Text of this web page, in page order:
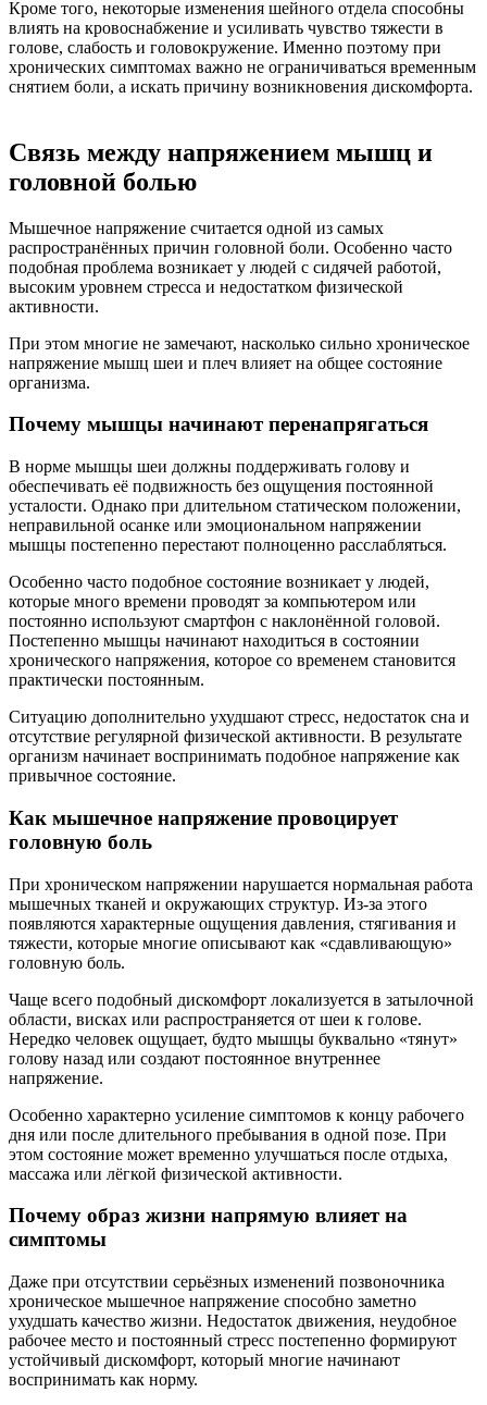
Кроме того, некоторые изменения шейного отдела способны
влиять на кровоснабжение и усиливать чувство тяжести в
голове, слабость и головокружение. Именно поэтому при
хронических симптомах важно не ограничиваться временным
снятием боли, а искать причину возникновения дискомфорта.
Связь между напряжением мышц и
головной болью
Мышечное напряжение считается одной из самых
распространённых причин головной боли. Особенно часто
подобная проблема возникает у людей с сидячей работой,
высоким уровнем стресса и недостатком физической
активности.
При этом многие не замечают, насколько сильно хроническое
напряжение мышц шеи и плеч влияет на общее состояние
организма.
Почему мышцы начинают перенапрягаться
В норме мышцы шеи должны поддерживать голову и
обеспечивать её подвижность без ощущения постоянной
усталости. Однако при длительном статическом положении,
неправильной осанке или эмоциональном напряжении
мышцы постепенно перестают полноценно расслабляться.
Особенно часто подобное состояние возникает у людей,
которые много времени проводят за компьютером или
постоянно используют смартфон с наклонённой головой.
Постепенно мышцы начинают находиться в состоянии
хронического напряжения, которое со временем становится
практически постоянным.
Ситуацию дополнительно ухудшают стресс, недостаток сна и
отсутствие регулярной физической активности. В результате
организм начинает воспринимать подобное напряжение как
привычное состояние.
Как мышечное напряжение провоцирует
головную боль
При хроническом напряжении нарушается нормальная работа
мышечных тканей и окружающих структур. Из-за этого
появляются характерные ощущения давления, стягивания и
тяжести, которые многие описывают как «сдавливающую»
головную боль.
Чаще всего подобный дискомфорт локализуется в затылочной
области, висках или распространяется от шеи к голове.
Нередко человек ощущает, будто мышцы буквально «тянут»
голову назад или создают постоянное внутреннее
напряжение.
Особенно характерно усиление симптомов к концу рабочего
дня или после длительного пребывания в одной позе. При
этом состояние может временно улучшаться после отдыха,
массажа или лёгкой физической активности.
Почему образ жизни напрямую влияет на
симптомы
Даже при отсутствии серьёзных изменений позвоночника
хроническое мышечное напряжение способно заметно
ухудшать качество жизни. Недостаток движения, неудобное
рабочее место и постоянный стресс постепенно формируют
устойчивый дискомфорт, который многие начинают
воспринимать как норму.